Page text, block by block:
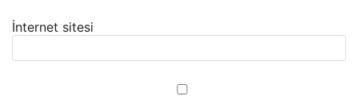
İnternet sitesi